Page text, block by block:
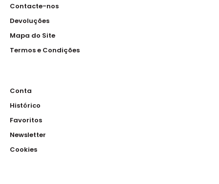
Contacte-nos
Devoluções
Mapa do Site
Termos e Condições
Conta
Histórico
Favoritos
Newsletter
Cookies